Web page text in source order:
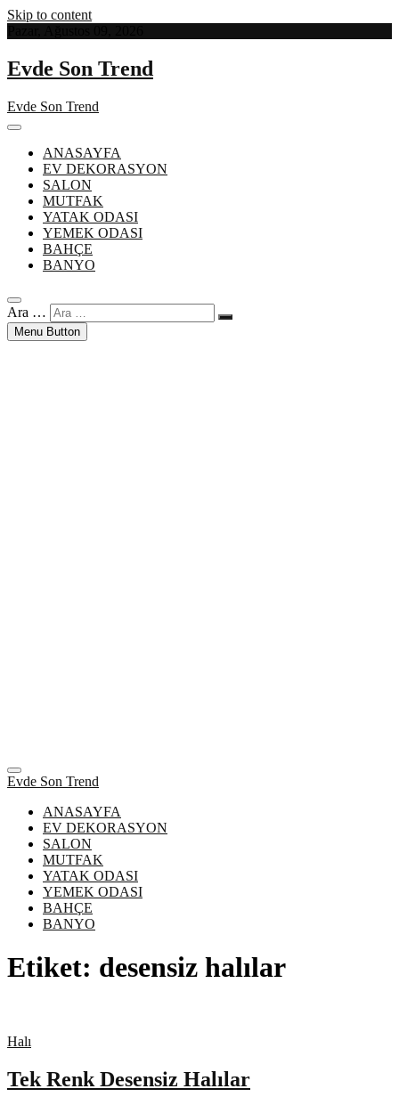
Skip to content
Evde Son Trend
Evde Son Trend
ANASAYFA
EV DEKORASYON
SALON
MUTFAK
YATAK ODASI
YEMEK ODASI
BAHÇE
BANYO
Ara …
Menu Button
Evde Son Trend
ANASAYFA
EV DEKORASYON
SALON
MUTFAK
YATAK ODASI
YEMEK ODASI
BAHÇE
BANYO
Etiket: desensiz halılar
Halı
Tek Renk Desensiz Halılar